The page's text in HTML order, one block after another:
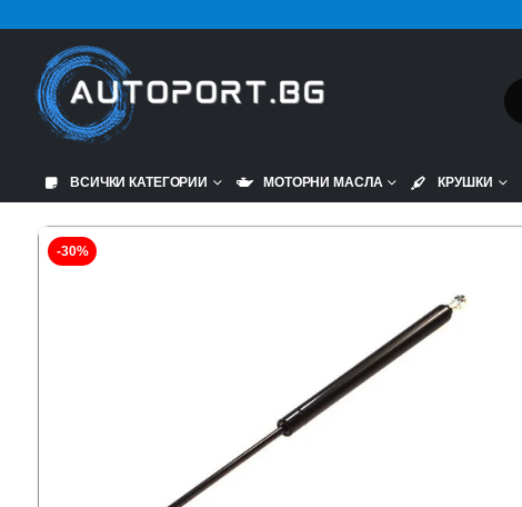
ВСИЧКИ КАТЕГОРИИ МОТОРНИ МАСЛА КРУШКИ
-30%